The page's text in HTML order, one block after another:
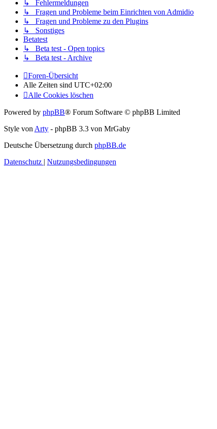
↳ Fehlermeldungen
↳ Fragen und Probleme beim Einrichten von Admidio
↳ Fragen und Probleme zu den Plugins
↳ Sonstiges
Betatest
↳ Beta test - Open topics
↳ Beta test - Archive
Foren-Übersicht
Alle Zeiten sind UTC+02:00
Alle Cookies löschen
Powered by phpBB® Forum Software © phpBB Limited
Style vonArty - phpBB 3.3 von MrGaby
Deutsche Übersetzung durch phpBB.de
Datenschutz | Nutzungsbedingungen